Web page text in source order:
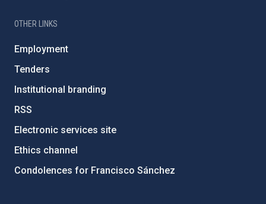
OTHER LINKS
Employment
Tenders
Institutional branding
RSS
Electronic services site
Ethics channel
Condolences for Francisco Sánchez